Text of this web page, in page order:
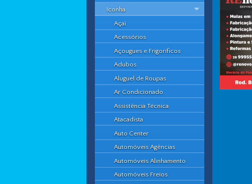
Iconha
Açaí
Acessórios
Açougues e Frigoríficos
Adubos
Aluguel de Roupas
Ar Condicionado
Assistência Técnica
Atacadista
Auto Center
Automóveis Agências
Automóveis Alinhamento
Automóveis Freios